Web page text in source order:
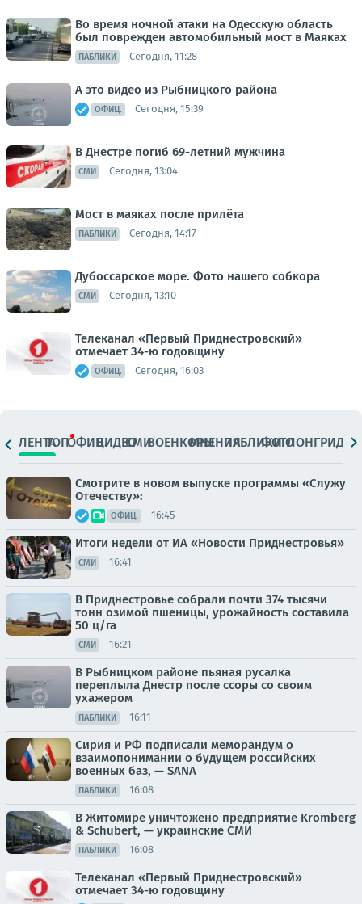
Во время ночной атаки на Одесскую область
был поврежден автомобильный мост в Маяках
ПАБЛИКИ Сегодня, 11:28
А это видео из Рыбницкого района
ОФИЦ. Сегодня, 15:39
В Днестре погиб 69-летний мужчина
СМИ Сегодня, 13:04
Мост в маяках после прилёта
ПАБЛИКИ Сегодня, 14:17
Дубоссарское море. Фото нашего собкора
СМИ Сегодня, 13:10
Телеканал «Первый Приднестровский»
отмечает 34-ю годовщину
ОФИЦ. Сегодня, 16:03
ЛЕНТАТОПОФИЦ.ВИДЕОСМИВОЕНКОРЫМНЕНИЯПАБЛИКИ
ФОТОЛОНГРИДЫ
Смотрите в новом выпуске программы «Служу
Отечеству»:
ОФИЦ. 16:45
Итоги недели от ИА «Новости Приднестровья»
СМИ 16:41
В Приднестровье собрали почти 374 тысячи
тонн озимой пшеницы, урожайность составила
50 ц/га
СМИ 16:21
В Рыбницком районе пьяная русалка
переплыла Днестр после ссоры со своим
ухажером
ПАБЛИКИ 16:11
Сирия и РФ подписали меморандум о
взаимопонимании о будущем российских
военных баз, — SANA
ПАБЛИКИ 16:08
В Житомире уничтожено предприятие Kromberg
& Schubert, — украинские СМИ
ПАБЛИКИ 16:08
Телеканал «Первый Приднестровский»
отмечает 34-ю годовщину